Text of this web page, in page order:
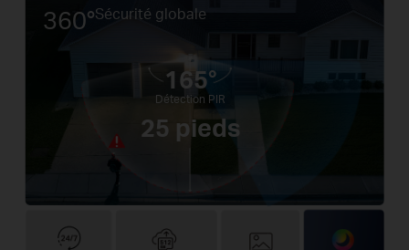
360°Sécurité globale
165°
Détection PIR
25 pieds